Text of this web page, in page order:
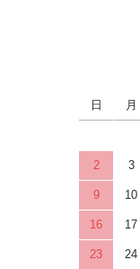
日 月
2 3
9 10
16 17
23 24